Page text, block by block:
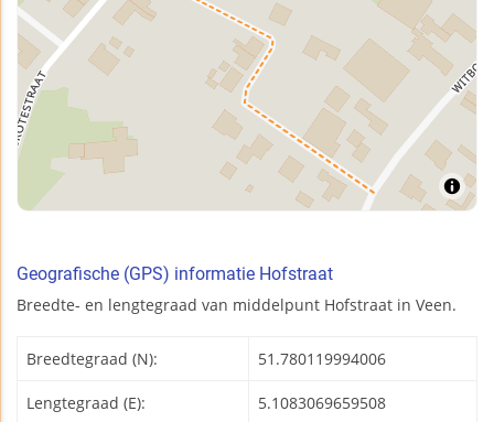
Geografische (GPS) informatie Hofstraat
Breedte- en lengtegraad van middelpunt Hofstraat in Veen.
Breedtegraad (N): 51.780119994006
Lengtegraad (E): 5.1083069659508